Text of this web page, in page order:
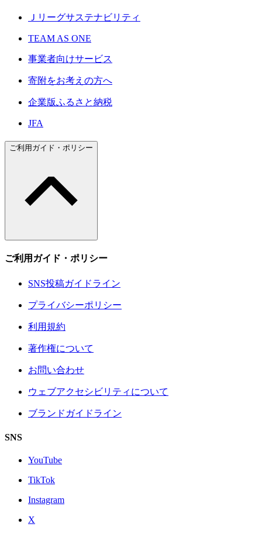
Ｊリーグサステナビリティ
TEAM AS ONE
事業者向けサービス
寄附をお考えの方へ
企業版ふるさと納税
JFA
ご利用ガイド・ポリシー
ご利用ガイド・ポリシー
SNS投稿ガイドライン
プライバシーポリシー
利用規約
著作権について
お問い合わせ
ウェブアクセシビリティについて
ブランドガイドライン
SNS
YouTube
TikTok
Instagram
X